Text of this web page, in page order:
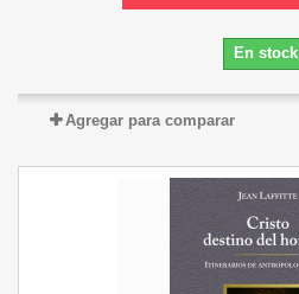
En stock
Agregar para comparar